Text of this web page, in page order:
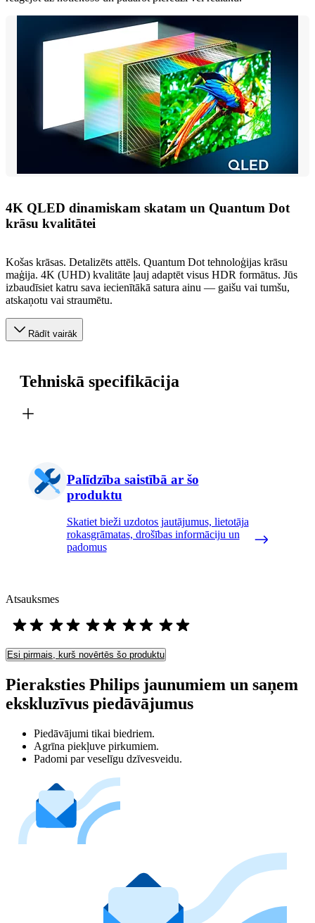
4K QLED dinamiskam skatam un Quantum Dot
krāsu kvalitātei
Košas krāsas. Detalizēts attēls. Quantum Dot tehnoloģijas krāsu
maģija. 4K (UHD) kvalitāte ļauj adaptēt visus HDR formātus. Jūs
izbaudīsiet katru sava iecienītākā satura ainu — gaišu vai tumšu,
atskaņotu vai straumētu.
Rādīt vairāk
Tehniskā specifikācija
Palīdzība saistībā ar šo
produktu
Skatiet bieži uzdotos jautājumus, lietotāja
rokasgrāmatas, drošības informāciju un
padomus
Atsauksmes
Esi pirmais, kurš novērtēs šo produktu
Pieraksties Philips jaunumiem un saņem
ekskluzīvus piedāvājumus
Piedāvājumi tikai biedriem.
Agrīna piekļuve pirkumiem.
Padomi par veselīgu dzīvesveidu.